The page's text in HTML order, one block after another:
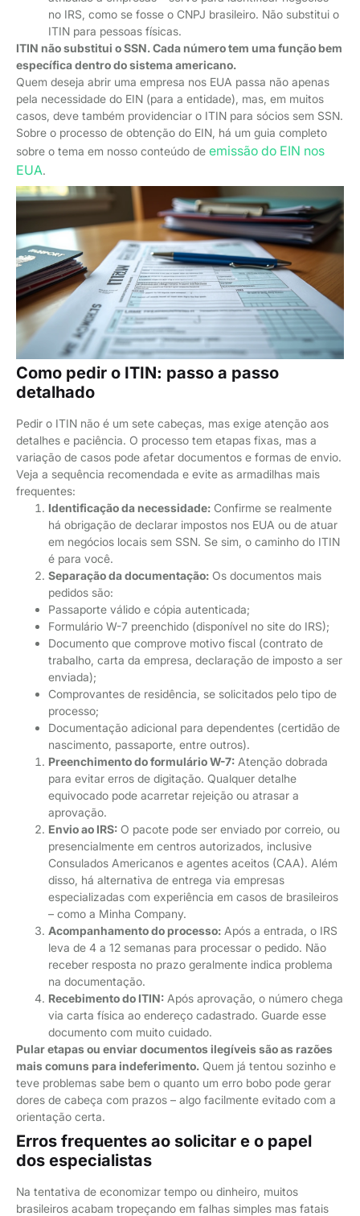
no IRS, como se fosse o CNPJ brasileiro. Não substitui o
ITIN para pessoas físicas.
ITIN não substitui o SSN. Cada número tem uma função bem
específica dentro do sistema americano.
Quem deseja abrir uma empresa nos EUA passa não apenas
pela necessidade do EIN (para a entidade), mas, em muitos
casos, deve também providenciar o ITIN para sócios sem SSN.
Sobre o processo de obtenção do EIN, há um guia completo
sobre o tema em nosso conteúdo de emissão do EIN nos
EUA.
Como pedir o ITIN: passo a passo
detalhado
Pedir o ITIN não é um sete cabeças, mas exige atenção aos
detalhes e paciência. O processo tem etapas fixas, mas a
variação de casos pode afetar documentos e formas de envio.
Veja a sequência recomendada e evite as armadilhas mais
frequentes:
Identificação da necessidade: Confirme se realmente
há obrigação de declarar impostos nos EUA ou de atuar
em negócios locais sem SSN. Se sim, o caminho do ITIN
é para você.
Separação da documentação: Os documentos mais
pedidos são:
Passaporte válido e cópia autenticada;
Formulário W-7 preenchido (disponível no site do IRS);
Documento que comprove motivo fiscal (contrato de
trabalho, carta da empresa, declaração de imposto a ser
enviada);
Comprovantes de residência, se solicitados pelo tipo de
processo;
Documentação adicional para dependentes (certidão de
nascimento, passaporte, entre outros).
Preenchimento do formulário W-7: Atenção dobrada
para evitar erros de digitação. Qualquer detalhe
equivocado pode acarretar rejeição ou atrasar a
aprovação.
Envio ao IRS: O pacote pode ser enviado por correio, ou
presencialmente em centros autorizados, inclusive
Consulados Americanos e agentes aceitos (CAA). Além
disso, há alternativa de entrega via empresas
especializadas com experiência em casos de brasileiros
– como a Minha Company.
Acompanhamento do processo: Após a entrada, o IRS
leva de 4 a 12 semanas para processar o pedido. Não
receber resposta no prazo geralmente indica problema
na documentação.
Recebimento do ITIN: Após aprovação, o número chega
via carta física ao endereço cadastrado. Guarde esse
documento com muito cuidado.
Pular etapas ou enviar documentos ilegíveis são as razões
mais comuns para indeferimento. Quem já tentou sozinho e
teve problemas sabe bem o quanto um erro bobo pode gerar
dores de cabeça com prazos – algo facilmente evitado com a
orientação certa.
Erros frequentes ao solicitar e o papel
dos especialistas
Na tentativa de economizar tempo ou dinheiro, muitos
brasileiros acabam tropeçando em falhas simples mas fatais